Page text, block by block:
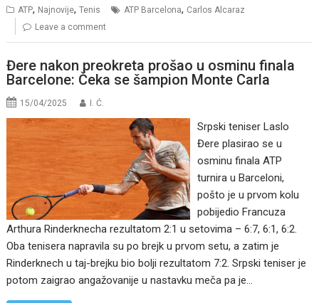
ATP, Najnovije,Tenis ATP Barcelona, Carlos Alcaraz
Leave a comment
Đere nakon preokreta prošao u osminu finala
Barcelone: Čeka se šampion Monte Carla
15/04/2025 I. Ć.
Srpski teniser Laslo
Đere plasirao se u
osminu finala ATP
turnira u Barceloni,
pošto je u prvom kolu
pobijedio Francuza
Arthura Rinderknecha rezultatom 2:1 u setovima – 6:7, 6:1, 6:2.
Oba tenisera napravila su po brejk u prvom setu, a zatim je
Rinderknech u taj-brejku bio bolji rezultatom 7:2. Srpski teniser je
potom zaigrao angažovanije u nastavku meča pa je…